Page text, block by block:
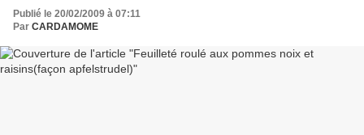
Publié le 20/02/2009 à 07:11
Par CARDAMOME